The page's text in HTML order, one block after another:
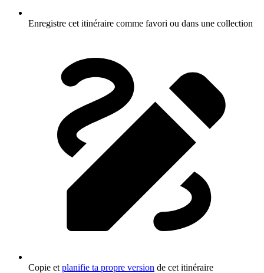
Enregistre cet itinéraire comme favori ou dans une collection
Copie et planifie ta propre version de cet itinéraire